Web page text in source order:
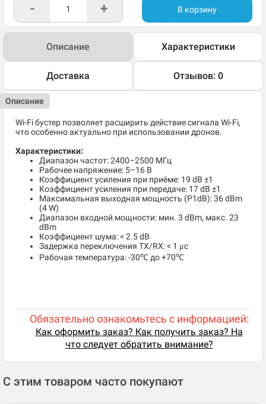
- + В корзину
Описание Характеристики
Доставка Отзывов: 0
Описание
Wi-Fi бустер позволяет расширить действие сигнала Wi-Fi,
что особенно актуально при использовании дронов.
Характеристики:
Диапазон частот: 2400–2500 МГц
Рабочее напряжение: 5–16 В
Коэффициент усиления при приёме: 19 dB ±1
Коэффициент усиления при передаче: 17 dB ±1
Максимальная выходная мощность (P1dB): 36 dBm
(4 W)
Диапазон входной мощности: мин. 3 dBm, макс. 23
dBm
Коэффициент шума: < 2.5 dB
Задержка переключения TX/RX: < 1 μс
Рабочая температура: -30℃ до +70℃
Обязательно ознакомьтесь с информацией:
Как оформить заказ? Как получить заказ? На
что следует обратить внимание?
С этим товаром часто покупают